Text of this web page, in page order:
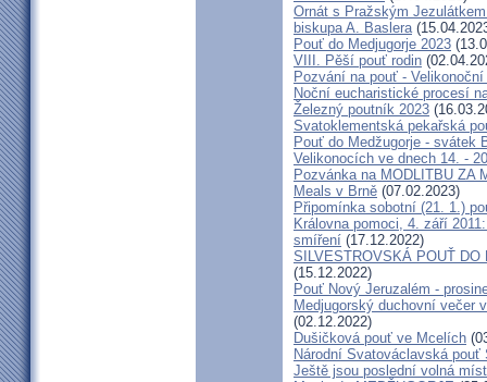
Ornát s Pražským
biskupa A. Baslera
Pouť do Medjugorje 2023
VIII. Pěší pouť rodin
Pozvání na pouť -
Noční eucharistické procesí
Železný poutník 2023
Svatoklementská pekařská
Pouť do Medžugorje - svátek
Velikonocích ve dnech 14. -
Pozvánka na MODLITBU ZA
Meals v Brně (07.02.2023)
Připomínka sobotní (21. 1.)
Královna pomoci, 4. září
smíření (17.12.2022)
SILVESTROVSKÁ POUŤ DO
(15.12.2022)
Pouť Nový Jeruzalém -
Medjugorský duchovní večer
(02.12.2022)
Dušičková pouť ve Mcelích
Národní Svatováclavská pouť
Ještě jsou poslední volná